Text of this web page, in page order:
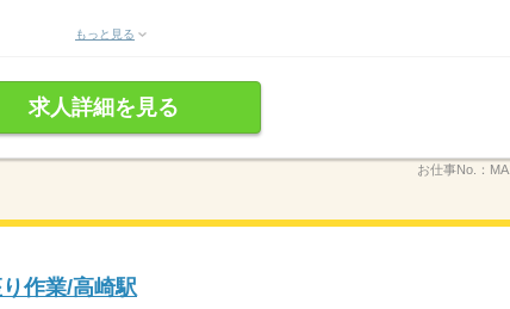
もっと見る
求人詳細を見る
お仕事No.：
作業/高崎駅